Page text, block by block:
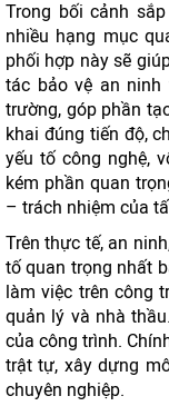
Trong bối cảnh
nhiều hạng mục
phối hợp này sẽ
tác bảo vệ an
trường, góp phần
khai đúng tiến độ,
yếu tố công nghệ,
kém phần quan
– trách nhiệm của
Trên thực tế, an
tố quan trọng nhất
làm việc trên công
quản lý và nhà
của công trình.
trật tự, xây dựng
chuyên nghiệp.